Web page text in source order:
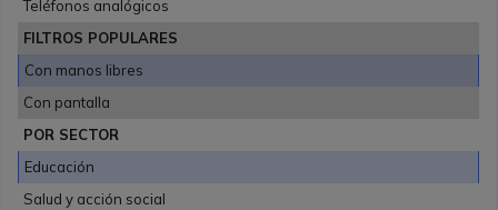
Teléfonos analógicos
FILTROS POPULARES
Con manos libres
Con pantalla
POR SECTOR
Educación
Salud y acción social